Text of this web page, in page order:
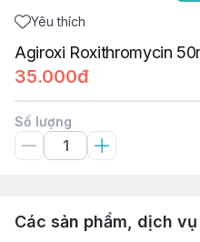
Yêu thích
Agiroxi Roxithromycin
35.000đ
Số lượng
Các sản phẩm, dịch